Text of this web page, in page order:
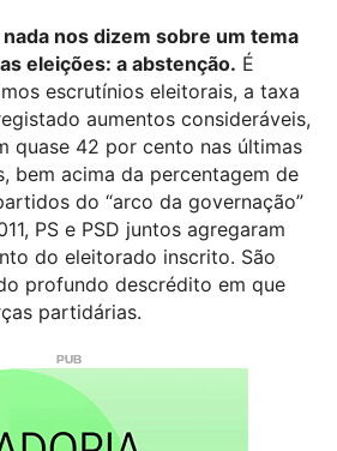
nos dizem sobre um tema
eleições: a abstenção. É
escrutínios eleitorais, a taxa
aumentos consideráveis,
quase 42 por cento nas últimas
bem acima da percentagem de
do “arco da governação”
PS e PSD juntos agregaram
do eleitorado inscrito. São
profundo descrédito em que
partidárias.